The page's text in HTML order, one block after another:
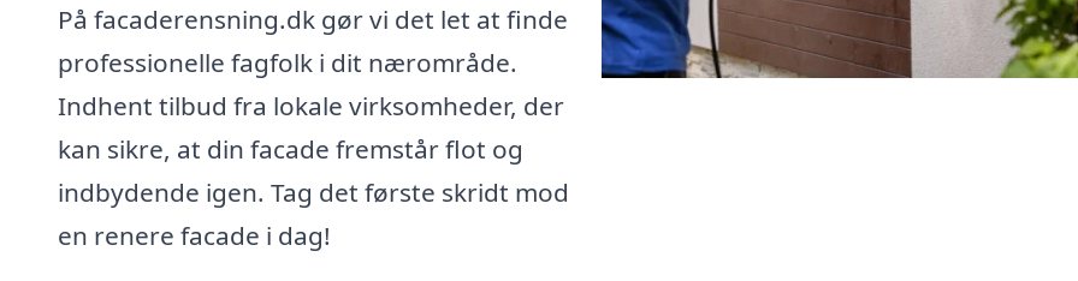
På facaderensning.dk gør vi det let at finde
professionelle fagfolk i dit nærområde.
Indhent tilbud fra lokale virksomheder, der
kan sikre, at din facade fremstår flot og
indbydende igen. Tag det første skridt mod
en renere facade i dag!